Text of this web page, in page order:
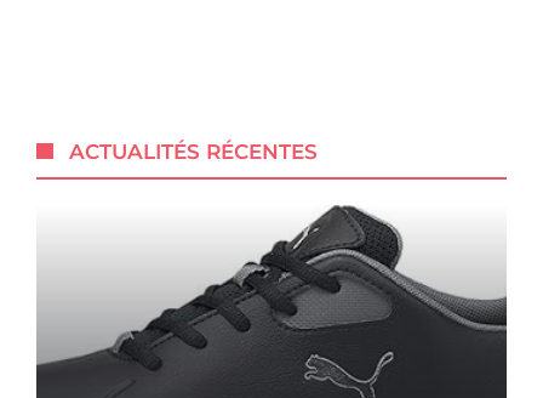
ACTUALITÉS RÉCENTES